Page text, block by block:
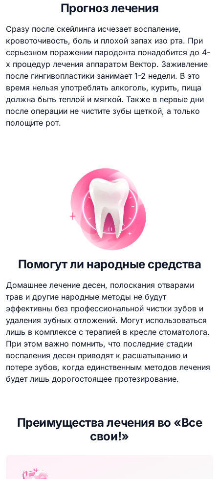
Прогноз лечения
Сразу после скейлинга исчезает воспаление,
кровоточивость, боль и плохой запах изо рта. При
серьезном поражении пародонта понадобится до 4-
х процедур лечения аппаратом Вектор. Заживление
после гингивопластики занимает 1-2 недели. В это
время нельзя употреблять алкоголь, курить, пища
должна быть теплой и мягкой. Также в первые дни
после операции не чистите зубы щеткой, а только
полощите рот.
Помогут ли народные средства
Домашнее лечение десен, полоскания отварами
трав и другие народные методы не будут
эффективны без профессиональной чистки зубов и
удаления зубных отложений. Могут использоваться
лишь в комплексе с терапией в кресле стоматолога.
При этом важно помнить, что последние стадии
воспаления десен приводят к расшатыванию и
потере зубов, когда единственным методов лечения
будет лишь дорогостоящее протезирование.
Преимущества лечения во «Все
свои!»